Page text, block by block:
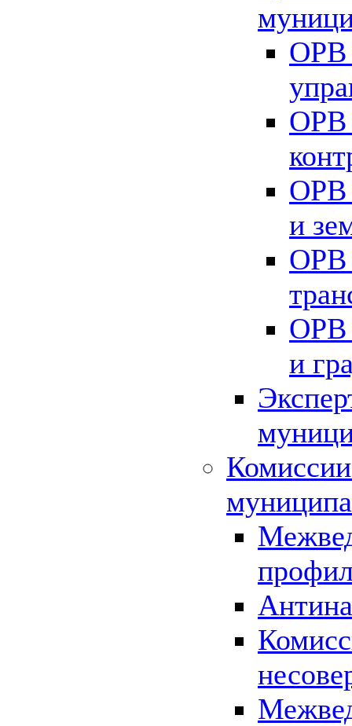
ОРВ
ОРВ
ОРВ
и
ОРВ
ОРВ
и